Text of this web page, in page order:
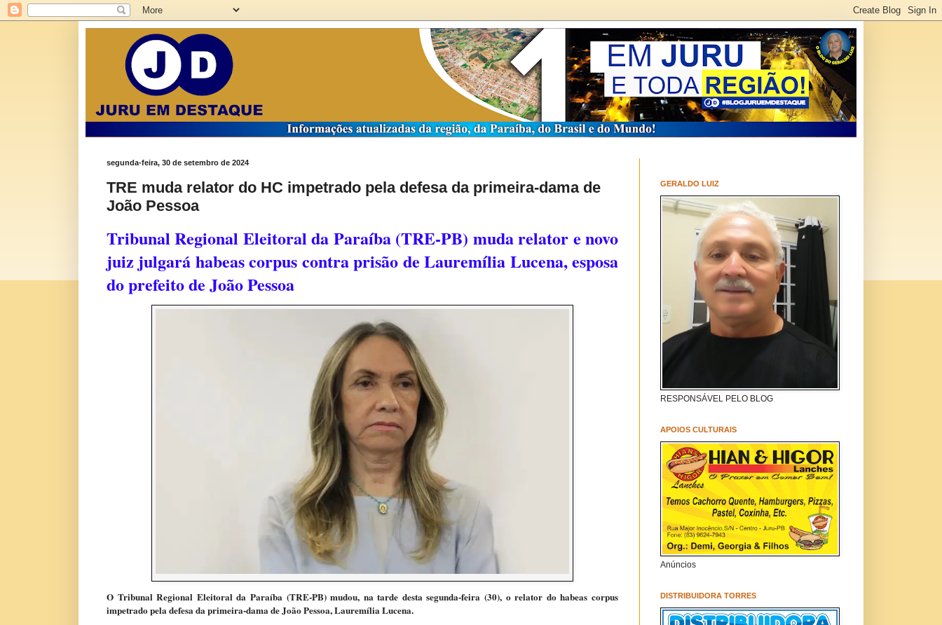
segunda-feira, 30 de setembro de 2024
TRE muda relator do HC impetrado pela defesa da primeira-dama de
João Pessoa
Tribunal Regional Eleitoral da Paraíba (TRE-PB) muda relator e novo
juiz julgará habeas corpus contra prisão de Lauremília Lucena, esposa
do prefeito de João Pessoa
O Tribunal Regional Eleitoral da Paraíba (TRE-PB) mudou, na tarde desta segunda-feira (30), o relator do habeas corpus
impetrado pela defesa da primeira-dama de João Pessoa, Lauremília Lucena.
GERALDO LUIZ
RESPONSÁVEL PELO BLOG
APOIOS CULTURAIS
Anúncios
DISTRIBUIDORA TORRES